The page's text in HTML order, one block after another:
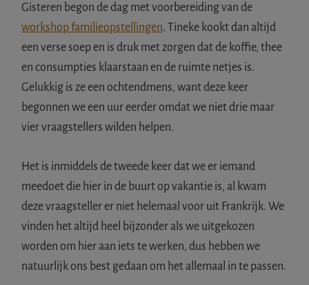
Gisteren begon de dag met voorbereiding van de
workshop familieopstellingen. Tineke kookt dan altijd
een verse soep en is druk met zorgen dat de koffie, thee
en consumpties klaarstaan en de ruimte netjes is.
Gelukkig is ze een ochtendmens, want deze keer
begonnen we een uur eerder omdat we niet drie maar
vier vraagstellers wilden helpen.
Het is inmiddels de tweede keer dat we er iemand
meedoet die hier in de buurt op vakantie is, al kwam
deze vraagsteller er niet helemaal voor uit Frankrijk. We
vinden het altijd heel bijzonder als we uitgekozen
worden om hier aan iets te werken, dus hebben we
natuurlijk ons best gedaan om het allemaal in te passen.